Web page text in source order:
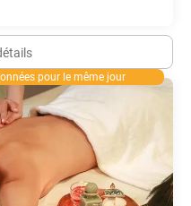
pour le même jour